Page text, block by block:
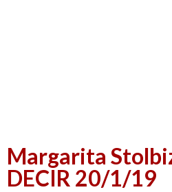
Margarita
DECIR 20/1/19